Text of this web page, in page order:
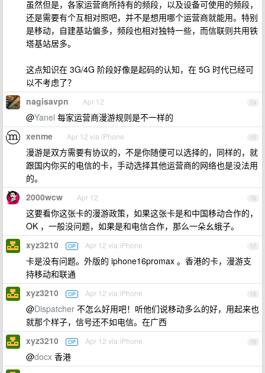
虽然但是，各家运营商所持有的频段，以及设备可使用的频段，
还是需要有个互相对照吧，并不是想用哪个运营商就能用。特别
是移动，自建基站偏多，频段也相对独特一些，而信联则共用铁
塔基站居多。
这点知识在 3G/4G 阶段好像是起码的认知，在 5G 时代已经可
以不考虑了？
14
nagisavpn Apr 12
@Yanel 每家运营商漫游规则是不一样的
15
xenme Apr 12 via iPhone
漫游是双方需要有协议的，不是你随便可以选择的，同样的，就
跟国内你买的电信的卡，手动选择其他运营商的网络也是没法用
的。
16
2000wcw Apr 12
这要看你这张卡的漫游政策，如果这张卡是和中国移动合作的，
OK ，一般没问题，如果是和电信合作，那么一朵幺蛾子。
17
xyz3210 OP Apr 12 via iPhone
卡是没有问题。外版的 iphone16promax 。香港的卡，漫游支
持移动和联通
18
xyz3210 OP Apr 12 via iPhone
@Dispatcher 不怎么好用吧！听他们说移动多么的好，用起来也
就那个样子，信号还不如电信。在广西
19
xyz3210 OP Apr 12 via iPhone
@docx 香港